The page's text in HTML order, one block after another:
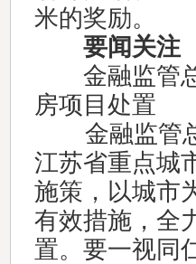
米的奖励。
要闻关注
金融监管总
房项目处置
金融监管总
江苏省重点城
施策，以城市
有效措施，全
置。要一视同